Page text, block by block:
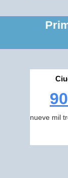
nueve mil